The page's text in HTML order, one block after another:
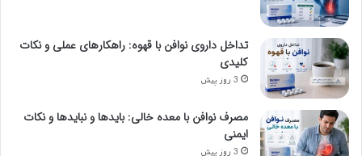
تداخل داروی نوافن با قهوه: راهکارهای عملی و نکات
کلیدی
3 روز پیش
مصرف نوافن با معده خالی: بایدها و نبایدها و نکات
ایمنی
3 روز پیش